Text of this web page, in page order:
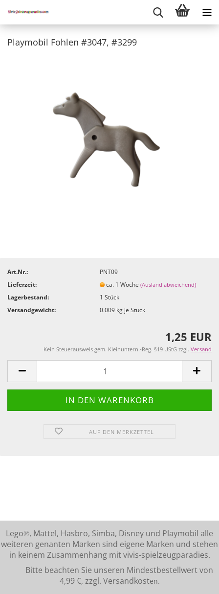
Playmobil Fohlen #3047, #3299
Art.Nr.:
PNT09
Lieferzeit:
ca. 1 Woche(Ausland abweichend)
Lagerbestand: 1Stück
Versandgewicht:
0.009 kg je Stück
1,25 EUR
Kein Steuerausweis gem. Kleinuntern.-Reg. §19 UStG zzgl. Versand
AUF DEN MERKZETTEL
Lego℗, Mattel, Hasbro, Simba, Disney und Playmobil alle
weiteren genanten Marken sind eigene Marken und stehen
in keinem Zusammenhang mit vivis-spielzeugparadies.
Bitte beachten Sie unseren Mindestbestellwert von
4,99 €, zzgl. Versandkosten.